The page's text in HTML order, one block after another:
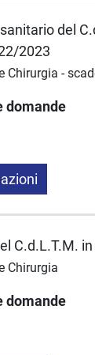
del
2023
Chirurgia -
domande
C.d.L.T.M.
Chirurgia
domande